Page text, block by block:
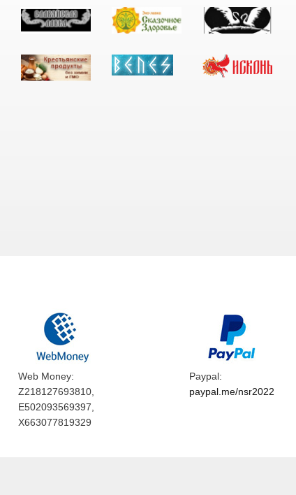
Web Money:
Z218127693810,
E502093569397,
X663077819329
Paypal:
paypal.me/nsr2022